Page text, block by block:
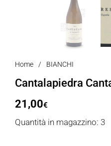
Home / BIANCHI
Cantalapiedra
21,00€
Quantità in magazzino: 3